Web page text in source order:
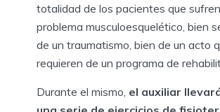
totalidad de los pacientes que
problema musculoesquelético, bien
de un traumatismo, bien de un acto
requieren de un programa de
Durante el mismo, el auxiliar